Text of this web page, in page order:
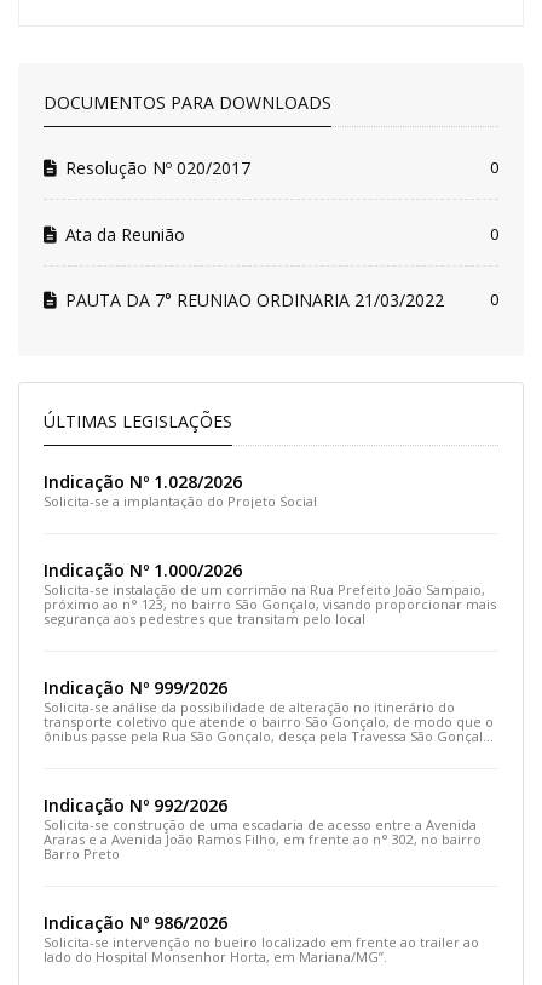
DOCUMENTOS PARA DOWNLOADS
Resolução Nº 020/2017 0
Ata da Reunião 0
PAUTA DA 7° REUNIAO ORDINARIA 21/03/2022 0
ÚLTIMAS LEGISLAÇÕES
Indicação Nº 1.028/2026
Solicita-se a implantação do Projeto Social
Indicação Nº 1.000/2026
Solicita-se instalação de um corrimão na Rua Prefeito João Sampaio,
próximo ao n° 123, no bairro São Gonçalo, visando proporcionar mais
segurança aos pedestres que transitam pelo local
Indicação Nº 999/2026
Solicita-se análise da possibilidade de alteração no itinerário do
transporte coletivo que atende o bairro São Gonçalo, de modo que o
ônibus passe pela Rua São Gonçalo, desça pela Travessa São Gonçalo
Indicação Nº 992/2026
Solicita-se construção de uma escadaria de acesso entre a Avenida
Araras e a Avenida João Ramos Filho, em frente ao n° 302, no bairro
Barro Preto
Indicação Nº 986/2026
Solicita-se intervenção no bueiro localizado em frente ao trailer ao
lado do Hospital Monsenhor Horta, em Mariana/MG”.